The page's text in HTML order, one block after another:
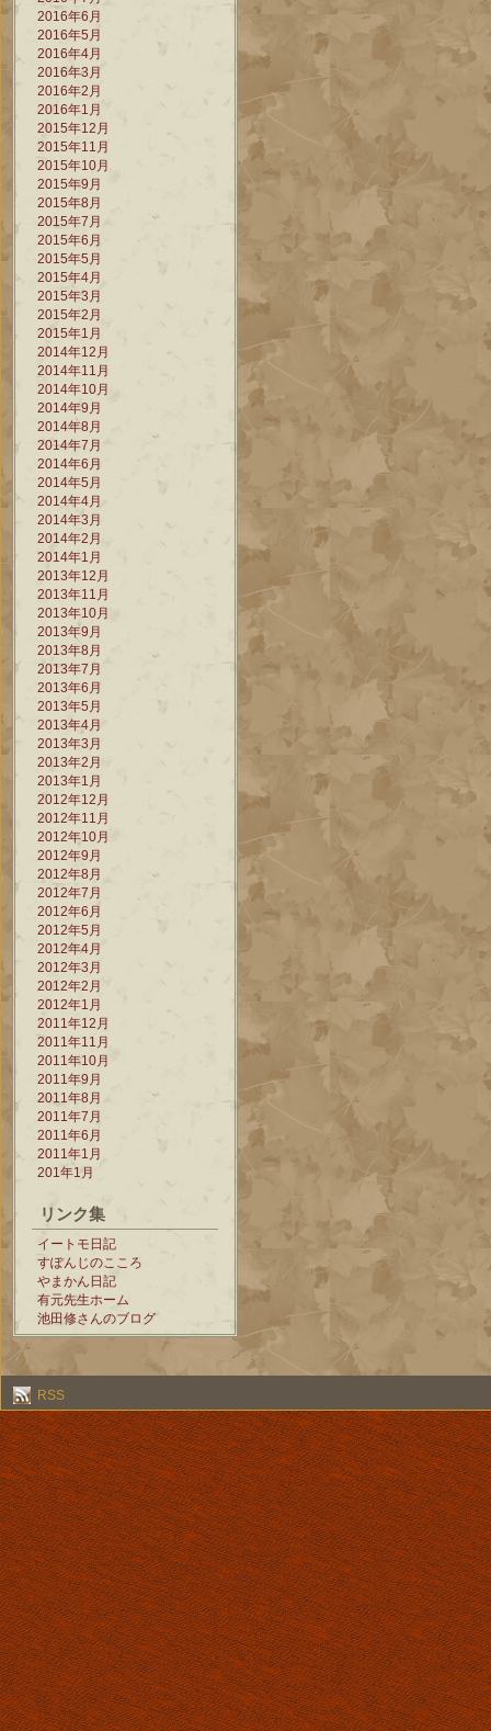
2016年6月
2016年5月
2016年4月
2016年3月
2016年2月
2016年1月
2015年12月
2015年11月
2015年10月
2015年9月
2015年8月
2015年7月
2015年6月
2015年5月
2015年4月
2015年3月
2015年2月
2015年1月
2014年12月
2014年11月
2014年10月
2014年9月
2014年8月
2014年7月
2014年6月
2014年5月
2014年4月
2014年3月
2014年2月
2014年1月
2013年12月
2013年11月
2013年10月
2013年9月
2013年8月
2013年7月
2013年6月
2013年5月
2013年4月
2013年3月
2013年2月
2013年1月
2012年12月
2012年11月
2012年10月
2012年9月
2012年8月
2012年7月
2012年6月
2012年5月
2012年4月
2012年3月
2012年2月
2012年1月
2011年12月
2011年11月
2011年10月
2011年9月
2011年8月
2011年7月
2011年6月
2011年1月
201年1月
リンク集
イートモ日記
すぽんじのこころ
やまかん日記
有元先生ホーム
池田修さんのブログ
RSS